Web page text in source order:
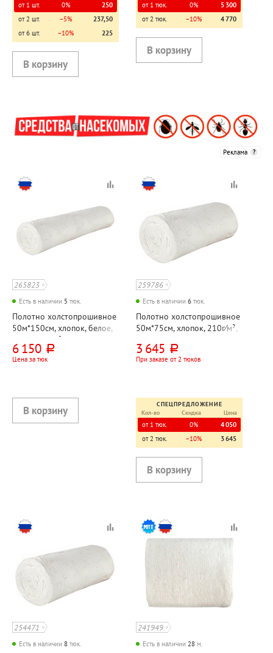
от 1 шт. 0%
250
от 2 шт.
−5%
237,50
от 6 шт.
−10% 225
от 1 тюк. 0%
5 300
от 2 тюк.
−10% 4 770
Реклама
265823
Есть в наличии 5 тюк.
Полотно холстопрошивное
50м*150см, хлопок, белое,
200(±10) г⁄м², "Люкс"
6 150 руб.
Цена за тюк
259786
Есть в наличии 6 тюк.
Полотно холстопрошивное
50м*75см, хлопок, 210г⁄м²,
3 645 руб.
При заказе от 2 тюков
СПЕЦПРЕДЛОЖЕНИЕ
Кол-во
Скидка Цена
от 1 тюк. 0%
4 050
от 2 тюк.
−10% 3 645
254471
Есть в наличии 8 тюк.
241949
Есть в наличии 28 м.